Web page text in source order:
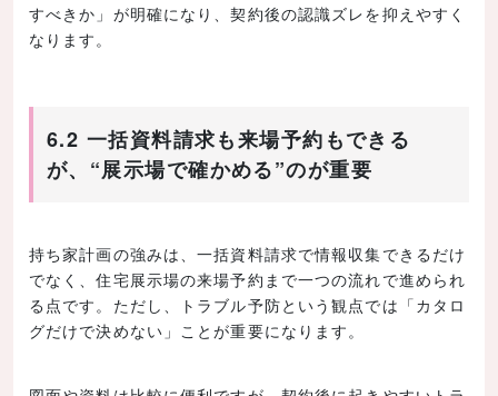
すべきか」が明確になり、契約後の認識ズレを抑えやすく
なります。
6.2 一括資料請求も来場予約もできる
が、“展示場で確かめる”のが重要
持ち家計画の強みは、一括資料請求で情報収集できるだけ
でなく、住宅展示場の来場予約まで一つの流れで進められ
る点です。ただし、トラブル予防という観点では「カタロ
グだけで決めない」ことが重要になります。